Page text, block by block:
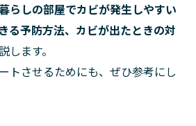
らしの部屋でカビが発生しやすい
る予防方法、カビが出たときの対
します。
トさせるためにも、ぜひ参考にし